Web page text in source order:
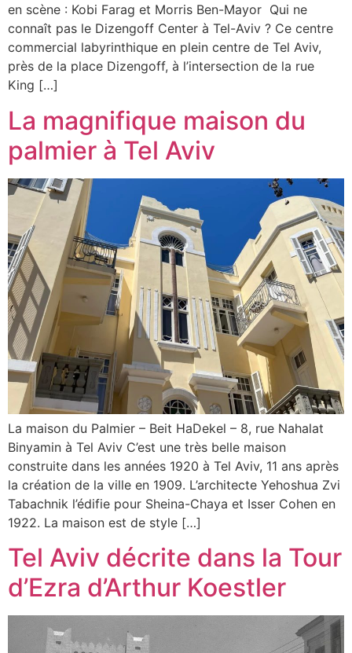
en scène : Kobi Farag et Morris Ben-Mayor Qui ne
connaît pas le Dizengoff Center à Tel-Aviv ? Ce centre
commercial labyrinthique en plein centre de Tel Aviv,
près de la place Dizengoff, à l’intersection de la rue
King […]
La magnifique maison du
palmier à Tel Aviv
La maison du Palmier – Beit HaDekel – 8, rue Nahalat
Binyamin à Tel Aviv C’est une très belle maison
construite dans les années 1920 à Tel Aviv, 11 ans après
la création de la ville en 1909. L’architecte Yehoshua Zvi
Tabachnik l’édifie pour Sheina-Chaya et Isser Cohen en
1922. La maison est de style […]
Tel Aviv décrite dans la Tour
d’Ezra d’Arthur Koestler